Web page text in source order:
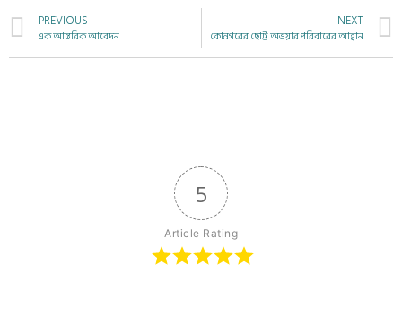
PREVIOUS
এক আন্তরিক আবেদন
NEXT
কোন্নগরের ছোট্ট অভয়ার পরিবারের আহ্বান
5
Article Rating